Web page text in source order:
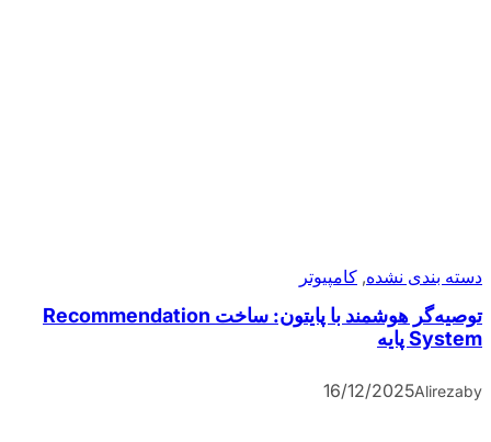
دسته بندی نشده, کامپیوتر
توصیه‌گر هوشمند با پایتون: ساخت Recommendation
System پایه
by
Alireza
16/12/2025